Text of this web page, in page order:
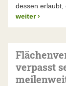
dessen erlaubt,
weiter ›
verpasst